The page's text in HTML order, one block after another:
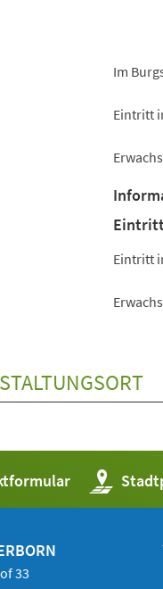
Im
Eintritt
Eintritt
(Öffnet
in
einem
33